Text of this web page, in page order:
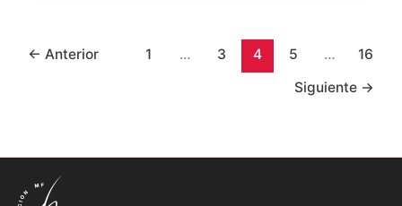
← Anterior 1 … 3 4 5 …
16
Siguiente →